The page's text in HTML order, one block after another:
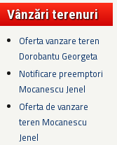
Vânzări terenuri
Oferta vanzare teren
Dorobantu Georgeta
Notificare preemptori
Mocanescu Jenel
Oferta de vanzare
teren Mocanescu
Jenel